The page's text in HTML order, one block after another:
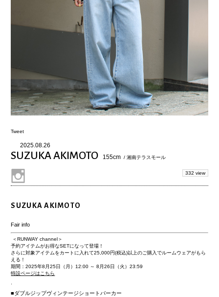
Tweet
2025.08.26
SUZUKA AKIMOTO 155cm / 湘南テラスモール
332 view
SUZUKA AKIMOTO
Fair info
＜RUNWAY channel＞
予約アイテムがお得なSETになって登場！
さらに対象アイテムをカートに入れて25,000円(税込)以上のご購入でルームウェアがもら
える！
期間：2025年8月25日（月）12:00 ～ 8月26日（火）23:59
特設ページはこちら
■ダブルジップヴィンテージショートパーカー